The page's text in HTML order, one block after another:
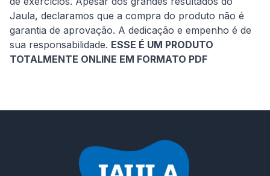
Jaula, declaramos que a compra do produto não é
garantia de aprovação. A dedicação e empenho é de
sua responsabilidade. ESSE É UM PRODUTO
TOTALMENTE ONLINE EM FORMATO PDF